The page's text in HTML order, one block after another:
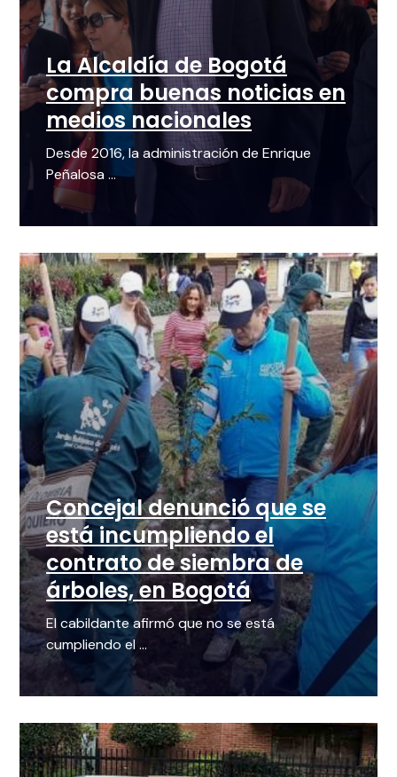
La Alcaldía de Bogotá
compra buenas noticias en
medios nacionales
Desde 2016, la administración de Enrique
Peñalosa ...
Concejal denunció que se
está incumpliendo el
contrato de siembra de
árboles, en Bogotá
El cabildante afirmó que no se está
cumpliendo el ...